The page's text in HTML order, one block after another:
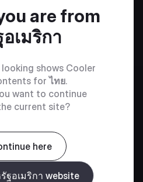
are from
เมริกา
shows Cooler
forไทย.
want to continue
current site?
here
ฐอเมริกา website